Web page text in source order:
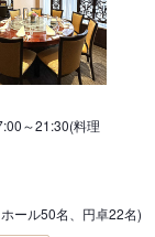
～21:30(料理
ール50名、円卓22名)